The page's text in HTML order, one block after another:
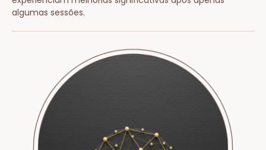
algumas sessões.